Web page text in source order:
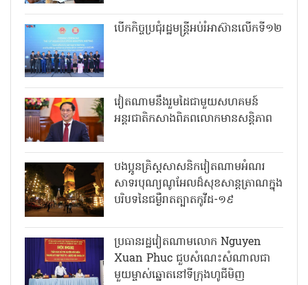
បើកកិច្ចប្រជុំរដ្ឋមន្ត្រីអប់រំអាស៊ានលើកទី១២
វៀតណាមនឹងរួមដៃជាមួយសហគមន៍
អន្តរជាតិកសាងពិភពលោកមានសន្តិភាព
បងប្អូនគ្រិស្តសាសនិកវៀតណាមអំណរ
សាទរបុណ្យណូអែលដ៏សុខសាន្តត្រាណក្នុង
បរិបទនៃជម្ងឺរាតត្បាតកូវីដ-១៩
ប្រធានរដ្ឋវៀតណាមលោក Nguyen
Xuan Phuc ជួបសំណេះសំណាលជា
មួយម្ចាស់ឆ្នោតនៅទីក្រុងហូជីមិញ